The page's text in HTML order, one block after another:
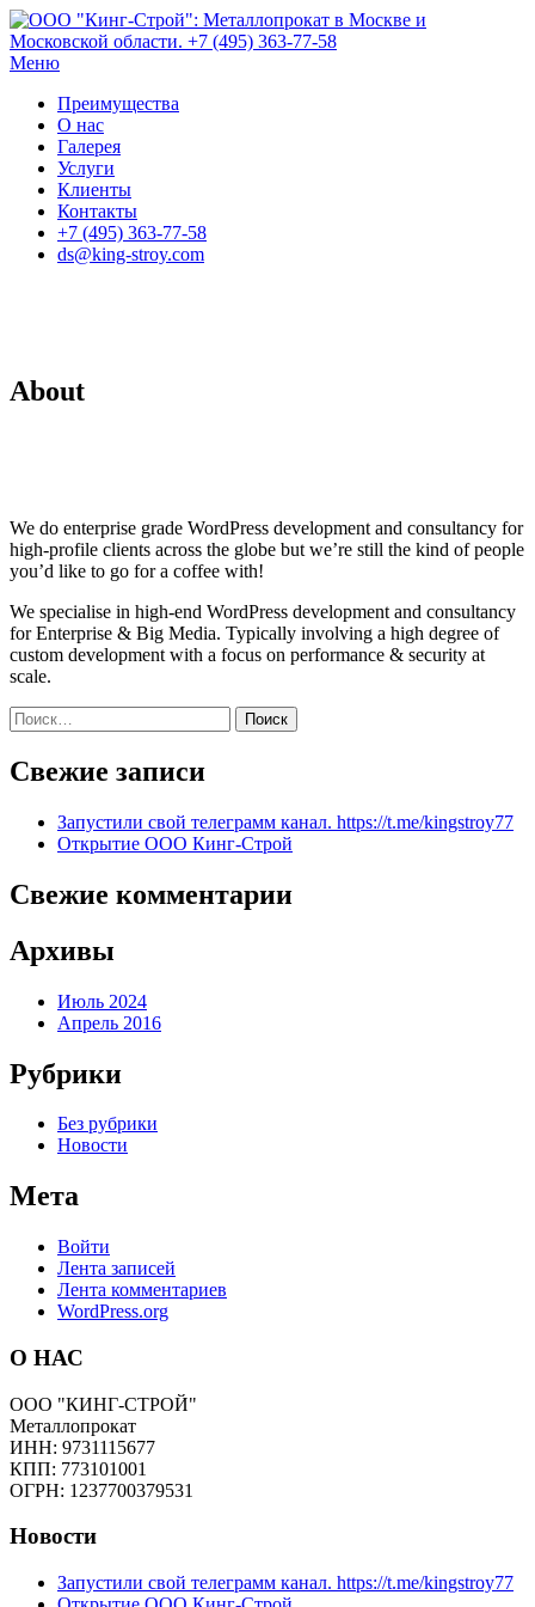
Перейти
к
содержанию
Меню
Преимущества
О нас
Галерея
Услуги
Клиенты
Контакты
+7 (495) 363-77-58
ds@king-stroy.com
About
We do enterprise grade WordPress development and consultancy for
high-profile clients across the globe but we’re still the kind of people
you’d like to go for a coffee with!
We specialise in high-end WordPress development and consultancy
for Enterprise & Big Media. Typically involving a high degree of
custom development with a focus on performance & security at
scale.
Найти:
Свежие записи
Запустили свой телеграмм канал. https://t.me/kingstroy77
Открытие ООО Кинг-Строй
Свежие комментарии
Архивы
Июль 2024
Апрель 2016
Рубрики
Без рубрики
Новости
Мета
Войти
Лента записей
Лента комментариев
WordPress.org
О НАС
ООО "КИНГ-СТРОЙ"
Металлопрокат
ИНН: 9731115677
КПП: 773101001
ОГРН: 1237700379531
Новости
Запустили свой телеграмм канал. https://t.me/kingstroy77